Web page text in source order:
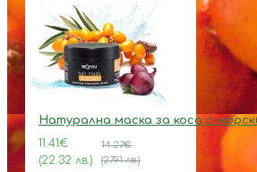
Натурална маска за коса с
11.41€
(22.32 лв.)
14.27€
(27.91 лв.)